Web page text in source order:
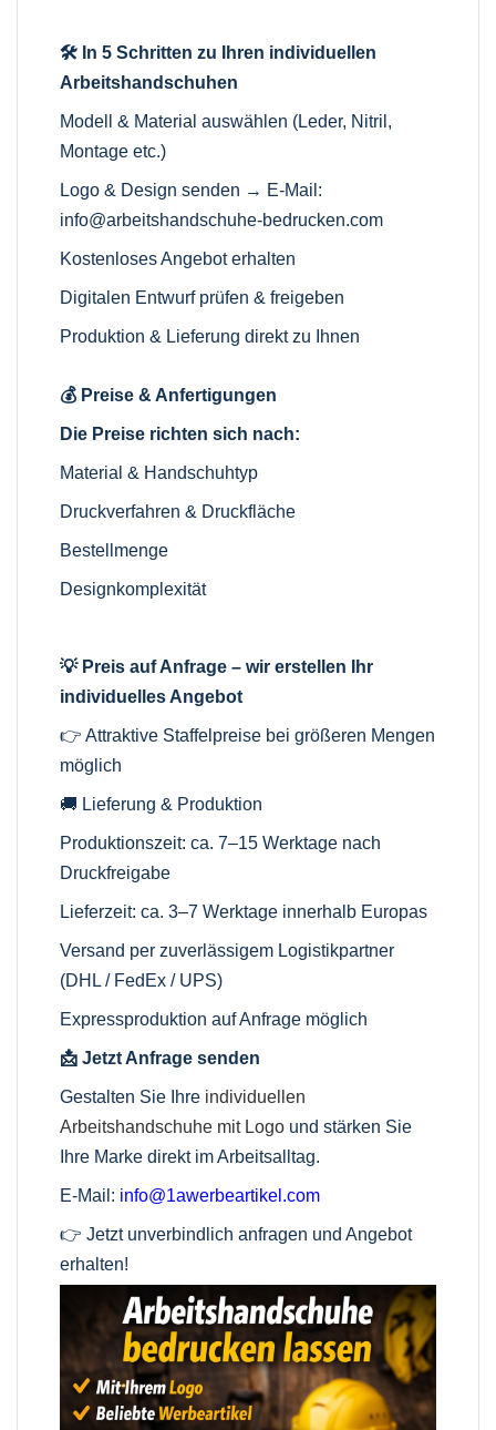
🛠️ In 5 Schritten zu Ihren individuellen
Arbeitshandschuhen
Modell & Material auswählen (Leder, Nitril,
Montage etc.)
Logo & Design senden → E-Mail:
info@arbeitshandschuhe-bedrucken.com
Kostenloses Angebot erhalten
Digitalen Entwurf prüfen & freigeben
Produktion & Lieferung direkt zu Ihnen
💰 Preise & Anfertigungen
Die Preise richten sich nach:
Material & Handschuhtyp
Druckverfahren & Druckfläche
Bestellmenge
Designkomplexität
💡 Preis auf Anfrage – wir erstellen Ihr
individuelles Angebot
👉 Attraktive Staffelpreise bei größeren Mengen
möglich
🚚 Lieferung & Produktion
Produktionszeit: ca. 7–15 Werktage nach
Druckfreigabe
Lieferzeit: ca. 3–7 Werktage innerhalb Europas
Versand per zuverlässigem Logistikpartner
(DHL / FedEx / UPS)
Expressproduktion auf Anfrage möglich
📩 Jetzt Anfrage senden
Gestalten Sie Ihre individuellen
Arbeitshandschuhe mit Logo und stärken Sie
Ihre Marke direkt im Arbeitsalltag.
E-Mail: info@1awerbeartikel.com
👉 Jetzt unverbindlich anfragen und Angebot
erhalten!